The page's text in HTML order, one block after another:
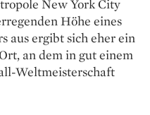
New York City
Höhe eines
aus ergibt sich eher ein
an dem in gut einem
Weltmeisterschaft